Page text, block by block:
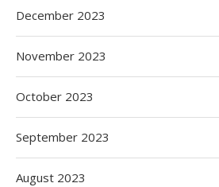
December 2023
November 2023
October 2023
September 2023
August 2023